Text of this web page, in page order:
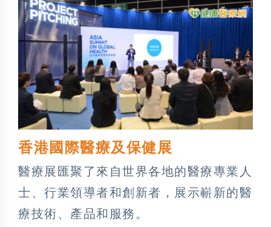
香港國際醫療及保健展
醫療展匯聚了來自世界各地的醫療專業人
士、行業領導者和創新者，展示嶄新的醫
療技術、產品和服務。